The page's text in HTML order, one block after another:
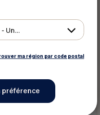
Voir ce rabais
Saguenay - Lac-Saint-Jean - Ungava
ma région par code postal